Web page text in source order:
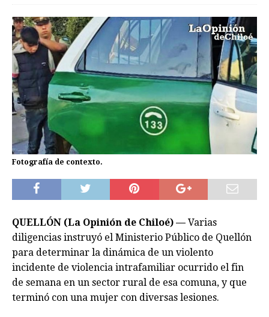
Fotografía de contexto.
QUELLÓN (La Opinión de Chiloé) — Varias
diligencias instruyó el Ministerio Público de Quellón
para determinar la dinámica de un violento
incidente de violencia intrafamiliar ocurrido el fin
de semana en un sector rural de esa comuna, y que
terminó con una mujer con diversas lesiones.